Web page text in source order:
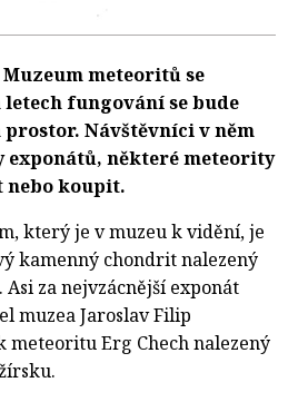
meteoritů se
fungování se bude
Návštěvníci v něm
exponátů, některé meteority
nebo koupit.
který je v muzeu k vidění, je
kamenný chondrit nalezený
za nejvzácnější exponát
muzea Jaroslav Filip
meteoritu Erg Chech nalezený